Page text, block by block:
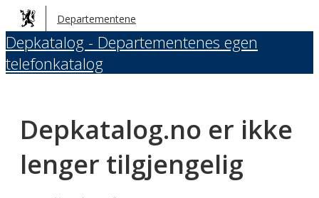
Hopp
til
hovedinnhold
Departementene
Depkatalog - Departementenes egen
telefonkatalog
Depkatalog.no er ikke
lenger tilgjengelig